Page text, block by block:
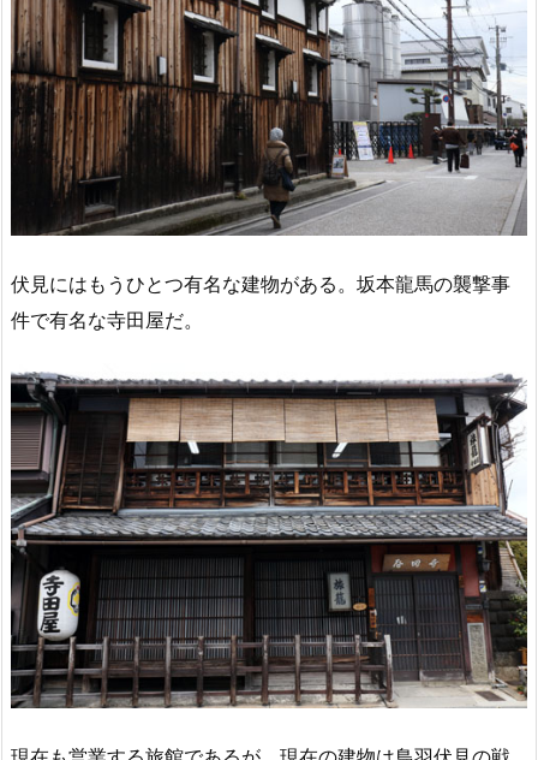
伏見にはもうひとつ有名な建物がある。坂本龍馬の襲撃事
件で有名な寺田屋だ。